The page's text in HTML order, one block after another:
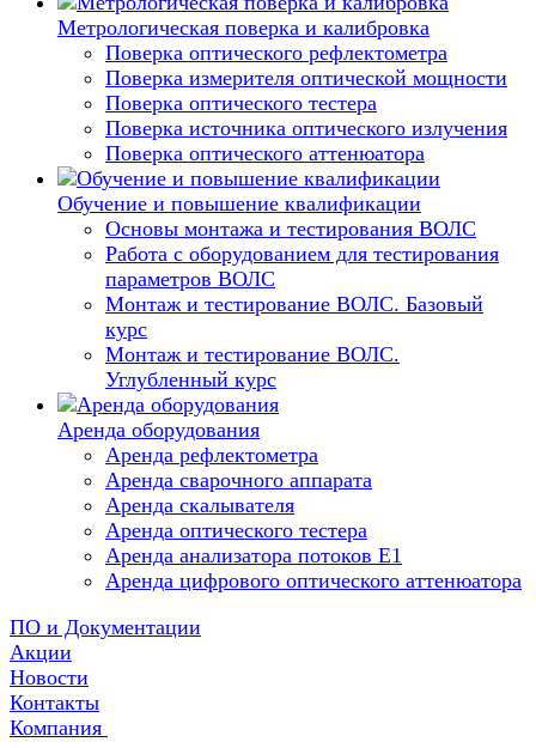
Метрологическая поверка и калибровка
Поверка оптического рефлектометра
Поверка измерителя оптической мощности
Поверка оптического тестера
Поверка источника оптического излучения
Поверка оптического аттенюатора
Обучение и повышение квалификации
Основы монтажа и тестирования ВОЛС
Работа с оборудованием для тестирования
параметров ВОЛС
Монтаж и тестирование ВОЛС. Базовый
курс
Монтаж и тестирование ВОЛС.
Углубленный курс
Аренда оборудования
Аренда рефлектометра
Аренда сварочного аппарата
Аренда скалывателя
Аренда оптического тестера
Аренда анализатора потоков Е1
Аренда цифрового оптического аттенюатора
ПО и Документации
Акции
Новости
Контакты
Компания